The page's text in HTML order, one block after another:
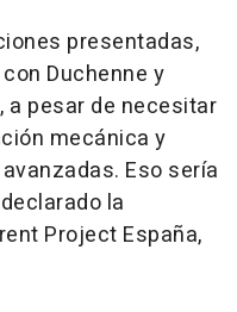
presentadas,
Duchenne y
a pesar de necesitar
mecánica y
Eso sería
la
Project España,